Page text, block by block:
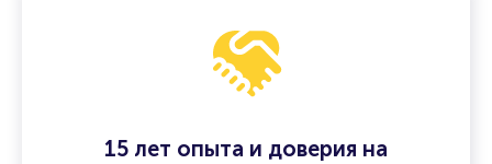
15 лет опыта и доверия на